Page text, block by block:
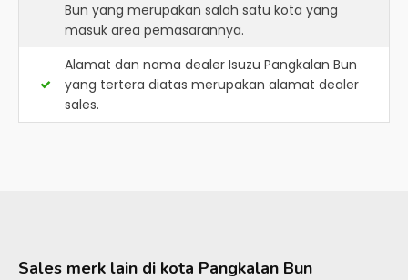
Bun yang merupakan salah satu kota yang
masuk area pemasarannya.
Alamat dan nama dealer Isuzu Pangkalan Bun
yang tertera diatas merupakan alamat dealer
sales.
Sales merk lain di kota Pangkalan Bun